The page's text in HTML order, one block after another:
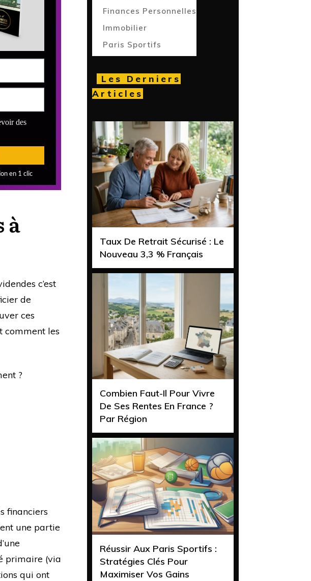
à
c’est
de
ces
comment les
?
financiers
une partie
primaire (via
qui ont
Finances Personnelles
Immobilier
Paris Sportifs
Les Derniers
Articles
Taux De Retrait Sécurisé : Le
Nouveau 3,3 % Français
Combien Faut-Il Pour Vivre
De Ses Rentes En France ?
Par Région
Réussir Aux Paris Sportifs :
Stratégies Clés Pour
Maximiser Vos Gains